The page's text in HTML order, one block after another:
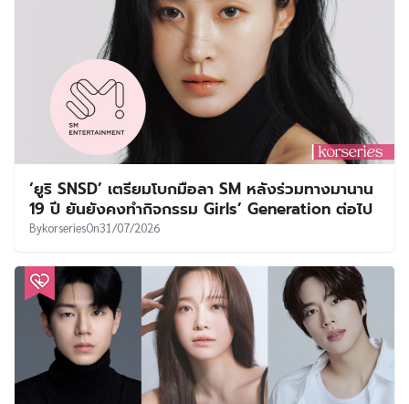
‘ยูริ SNSD’ เตรียมโบกมือลา SM หลังร่วมทางมานาน
19 ปี ยันยังคงทำกิจกรรม Girls’ Generation ต่อไป
BykorseriesOn31/07/2026